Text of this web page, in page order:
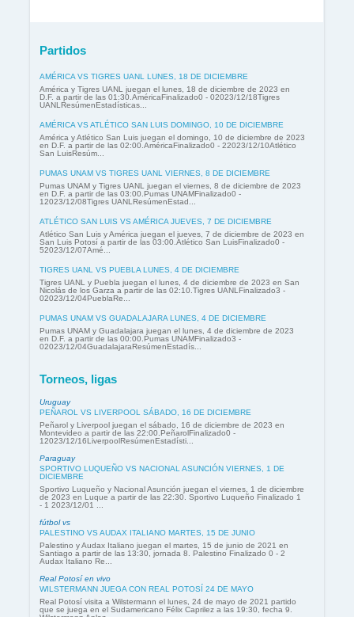
Partidos
AMÉRICA VS TIGRES UANL LUNES, 18 DE DICIEMBRE
América y Tigres UANL juegan el lunes, 18 de diciembre de 2023 en
D.F. a partir de las 01:30.AméricaFinalizado0 - 02023/12/18Tigres
UANLResúmenEstadísticas...
AMÉRICA VS ATLÉTICO SAN LUIS DOMINGO, 10 DE DICIEMBRE
América y Atlético San Luis juegan el domingo, 10 de diciembre de 2023
en D.F. a partir de las 02:00.AméricaFinalizado0 - 22023/12/10Atlético
San LuisResúm...
PUMAS UNAM VS TIGRES UANL VIERNES, 8 DE DICIEMBRE
Pumas UNAM y Tigres UANL juegan el viernes, 8 de diciembre de 2023
en D.F. a partir de las 03:00.Pumas UNAMFinalizado0 -
12023/12/08Tigres UANLResúmenEstad...
ATLÉTICO SAN LUIS VS AMÉRICA JUEVES, 7 DE DICIEMBRE
Atlético San Luis y América juegan el jueves, 7 de diciembre de 2023 en
San Luis Potosí a partir de las 03:00.Atlético San LuisFinalizado0 -
52023/12/07Amé...
TIGRES UANL VS PUEBLA LUNES, 4 DE DICIEMBRE
Tigres UANL y Puebla juegan el lunes, 4 de diciembre de 2023 en San
Nicolás de los Garza a partir de las 02:10.Tigres UANLFinalizado3 -
02023/12/04PueblaRe...
PUMAS UNAM VS GUADALAJARA LUNES, 4 DE DICIEMBRE
Pumas UNAM y Guadalajara juegan el lunes, 4 de diciembre de 2023
en D.F. a partir de las 00:00.Pumas UNAMFinalizado3 -
02023/12/04GuadalajaraResúmenEstadís...
Torneos, ligas
Uruguay
PEÑAROL VS LIVERPOOL SÁBADO, 16 DE DICIEMBRE
Peñarol y Liverpool juegan el sábado, 16 de diciembre de 2023 en
Montevideo a partir de las 22:00.PeñarolFinalizado0 -
12023/12/16LiverpoolResúmenEstadísti...
Paraguay
SPORTIVO LUQUEÑO VS NACIONAL ASUNCIÓN VIERNES, 1 DE
DICIEMBRE
Sportivo Luqueño y Nacional Asunción juegan el viernes, 1 de diciembre
de 2023 en Luque a partir de las 22:30. Sportivo Luqueño Finalizado 1
- 1 2023/12/01 ...
fútbol vs
PALESTINO VS AUDAX ITALIANO MARTES, 15 DE JUNIO
Palestino y Audax Italiano juegan el martes, 15 de junio de 2021 en
Santiago a partir de las 13:30, jornada 8. Palestino Finalizado 0 - 2
Audax Italiano Re...
Real Potosí en vivo
WILSTERMANN JUEGA CON REAL POTOSÍ 24 DE MAYO
Real Potosí visita a Wilstermann el lunes, 24 de mayo de 2021 partido
que se juega en el Sudamericano Félix Caprilez a las 19:30, fecha 9.